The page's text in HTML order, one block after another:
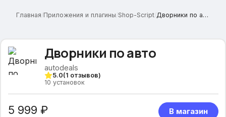
Главная/Приложения и плагины/Shop-Script/ Дворники по авто
Дворники по авто
autodeals
5.0(1 отзывов)
10 установок
5 999 ₽ В магазин